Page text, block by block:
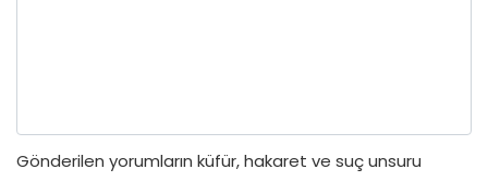
Gönderilen yorumların küfür, hakaret ve suç unsuru